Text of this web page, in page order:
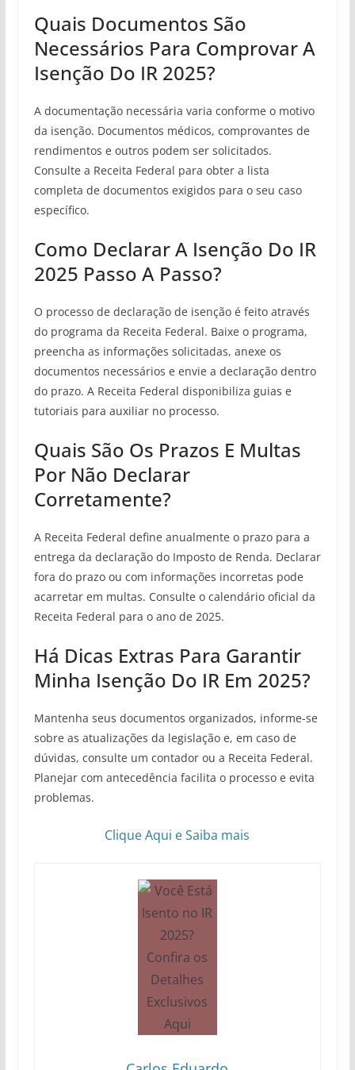
Quais Documentos São
Necessários Para Comprovar A
Isenção Do IR 2025?
A documentação necessária varia conforme o motivo
da isenção. Documentos médicos, comprovantes de
rendimentos e outros podem ser solicitados.
Consulte a Receita Federal para obter a lista
completa de documentos exigidos para o seu caso
específico.
Como Declarar A Isenção Do IR
2025 Passo A Passo?
O processo de declaração de isenção é feito através
do programa da Receita Federal. Baixe o programa,
preencha as informações solicitadas, anexe os
documentos necessários e envie a declaração dentro
do prazo. A Receita Federal disponibiliza guias e
tutoriais para auxiliar no processo.
Quais São Os Prazos E Multas
Por Não Declarar
Corretamente?
A Receita Federal define anualmente o prazo para a
entrega da declaração do Imposto de Renda. Declarar
fora do prazo ou com informações incorretas pode
acarretar em multas. Consulte o calendário oficial da
Receita Federal para o ano de 2025.
Há Dicas Extras Para Garantir
Minha Isenção Do IR Em 2025?
Mantenha seus documentos organizados, informe-se
sobre as atualizações da legislação e, em caso de
dúvidas, consulte um contador ou a Receita Federal.
Planejar com antecedência facilita o processo e evita
problemas.
Clique Aqui e Saiba mais